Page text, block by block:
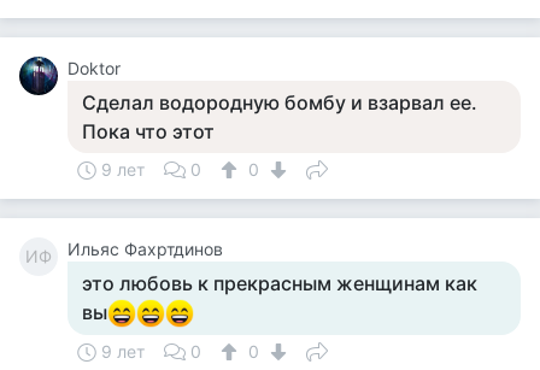
Doktor
Сделал водородную бомбу и взарвал ее.
Пока что этот
9 лет 0 0
ИФ Ильяс Фахртдинов
это любовь к прекрасным женщинам как
вы
9 лет 0 0